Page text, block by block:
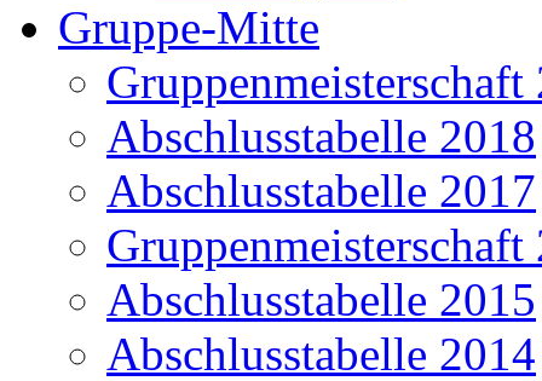
Gruppe-Mitte
Gruppenmeisterschaft
Abschlusstabelle 2018
Abschlusstabelle 2017
Gruppenmeisterschaft
Abschlusstabelle 2015
Abschlusstabelle 2014